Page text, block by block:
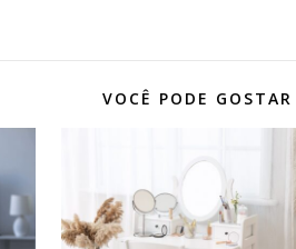
VOCÊ PODE GOSTAR